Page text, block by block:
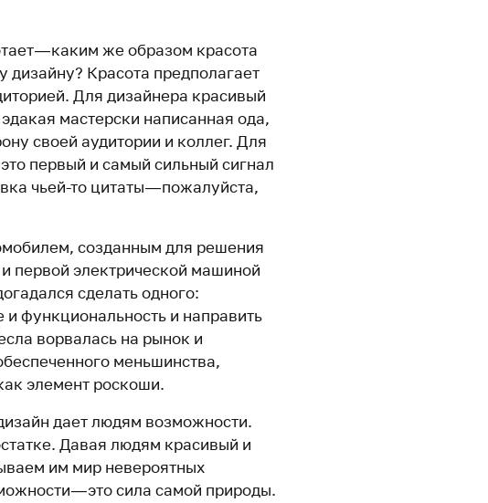
— каким же образом красота
Красота предполагает
Для дизайнера красивый
мастерски написанная ода,
своей аудитории и коллег. Для
первый и самый сильный сигнал
чьей-то цитаты — пожалуйста,
созданным для решения
первой электрической машиной
сделать одного:
функциональность и направить
ворвалась на рынок и
меньшинства,
элемент роскоши.
дает людям возможности.
Давая людям красивый и
им мир невероятных
— это сила самой природы.